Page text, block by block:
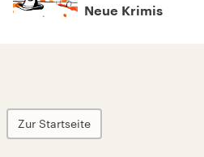
Neue Krimis
Zur Startseite